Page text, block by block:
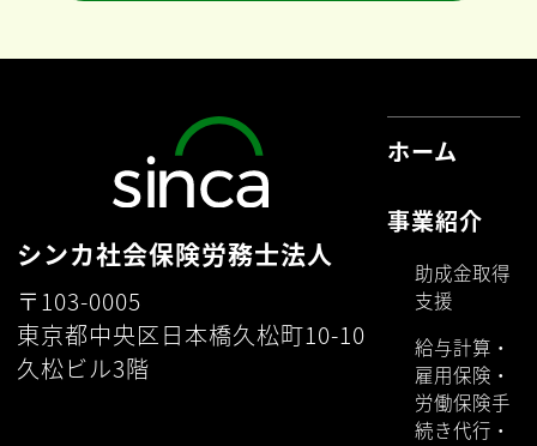
シンカ社会保険労務士法人
〒103-0005
東京都中央区日本橋久松町10-10
久松ビル3階
ホーム
事業紹介
助成金取得
支援
給与計算・
雇用保険・
労働保険手
続き代行・